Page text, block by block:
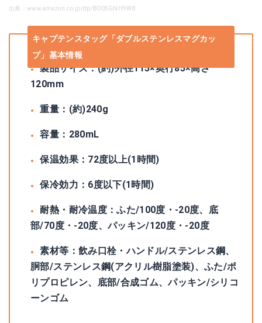
出典：www.amazon.co.jp/dp/B005GNH9W8
キャプテンスタッグ「ダブルステンレスマグカッ
プ」基本情報
製品サイズ：(約)外径115×奥行85×高さ
120mm
重量：(約)240g
容量：280mL
保温効果：72度以上(1時間)
保冷効力：6度以下(1時間)
耐熱・耐冷温度：ふた/100度・-20度、底
部/70度・-20度、パッキン/120度・-20度
素材等：飲み口栓・ハンドル/ステンレス鋼、
胴部/ステンレス鋼(アクリル樹脂塗装)、ふた/ポ
リプロピレン、底部/合成ゴム、パッキン/シリコ
ーンゴム